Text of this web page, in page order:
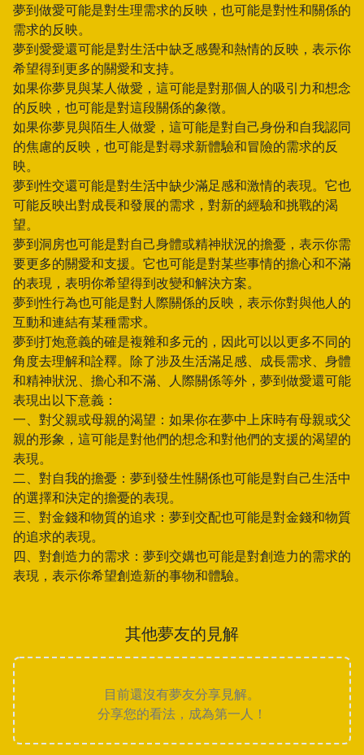
夢到做愛可能是對生理需求的反映，也可能是對性和關係的
需求的反映。
夢到愛愛還可能是對生活中缺乏感覺和熱情的反映，表示你
希望得到更多的關愛和支持。
如果你夢見與某人做愛，這可能是對那個人的吸引力和想念
的反映，也可能是對這段關係的象徵。
如果你夢見與陌生人做愛，這可能是對自己身份和自我認同
的焦慮的反映，也可能是對尋求新體驗和冒險的需求的反
映。
夢到性交還可能是對生活中缺少滿足感和激情的表現。它也
可能反映出對成長和發展的需求，對新的經驗和挑戰的渴
望。
夢到洞房也可能是對自己身體或精神狀況的擔憂，表示你需
要更多的關愛和支援。它也可能是對某些事情的擔心和不滿
的表現，表明你希望得到改變和解決方案。
夢到性行為也可能是對人際關係的反映，表示你對與他人的
互動和連結有某種需求。
夢到打炮意義的確是複雜和多元的，因此可以以更多不同的
角度去理解和詮釋。除了涉及生活滿足感、成長需求、身體
和精神狀況、擔心和不滿、人際關係等外，夢到做愛還可能
表現出以下意義：
一、對父親或母親的渴望：如果你在夢中上床時有母親或父
親的形象，這可能是對他們的想念和對他們的支援的渴望的
表現。
二、對自我的擔憂：夢到發生性關係也可能是對自己生活中
的選擇和決定的擔憂的表現。
三、對金錢和物質的追求：夢到交配也可能是對金錢和物質
的追求的表現。
四、對創造力的需求：夢到交媾也可能是對創造力的需求的
表現，表示你希望創造新的事物和體驗。
其他夢友的見解
目前還沒有夢友分享見解。
分享您的看法，成為第一人！